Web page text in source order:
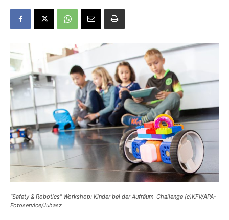
"Safety & Robotics" Workshop: Kinder bei der Aufräum-Challenge (c)KFV/APA-
Fotoservice/Juhasz